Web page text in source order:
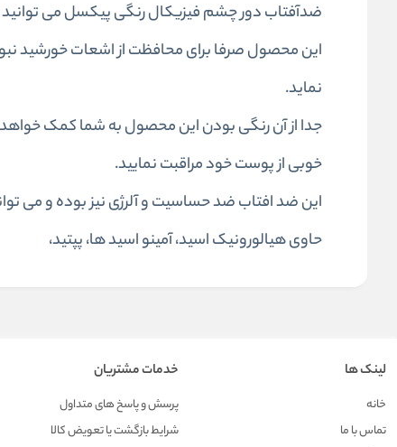
ضدآفتاب دور چشم فیزیکال رنگی پیکسل می توانید
این محصول صرفا برای محافظت از اشعات خورشید
نماید.
خوبی از پوست خود مراقبت نمایید.
این ضد افتاب ضد حساسیت و آلرژی نیز بوده و می
حاوی هیالورونیک اسید، آمینو اسید ها، پپتید،
لینک ها
خانه
تماس با ما
خدمات مشتریان
پرسش و پاسخ های متداول
شرایط بازگشت یا تعویض کالا